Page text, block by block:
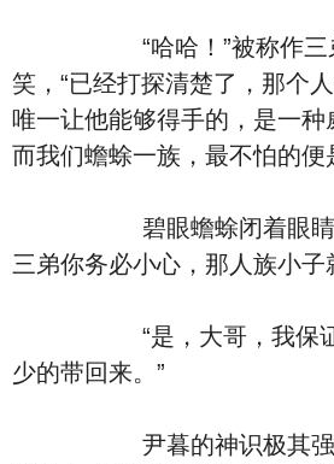
“哈哈！”被称作三弟
笑，“已经打探清楚了，那个
唯一让他能够得手的，是一种
而我们蟾蜍一族，最不怕的便
碧眼蟾蜍闭着眼睛微
三弟你务必小心，那人族小子
“是，大哥，我保证给
少的带回来。”
尹暮的神识极其强大